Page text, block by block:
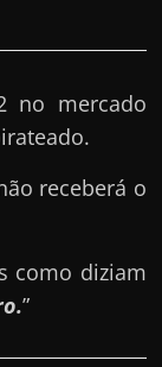
no mercado
receberá o
como diziam
”